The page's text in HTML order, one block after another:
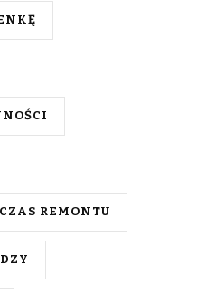
REMONTU